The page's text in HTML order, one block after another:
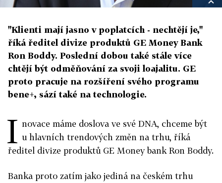
"Klienti mají jasno v poplatcích - nechtějí je,"
říká ředitel divize produktů GE Money Bank
Ron Boddy. Poslední dobou také stále více
chtějí být odměňování za svoji loajalitu. GE
proto pracuje na rozšíření svého programu
bene+, sází také na technologie.
I novace máme doslova ve své DNA, chceme být
u hlavních trendových změn na trhu, říká
ředitel divize produktů GE Money bank Ron Boddy.
Banka proto zatím jako jediná na českém trhu